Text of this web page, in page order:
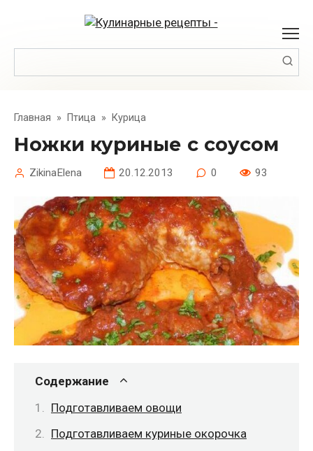
Главная » Птица » Курица
Ножки куриные с соусом
ZikinaElena 20.12.2013 0 93
Содержание
Подготавливаем овощи
Подготавливаем куриные окорочка